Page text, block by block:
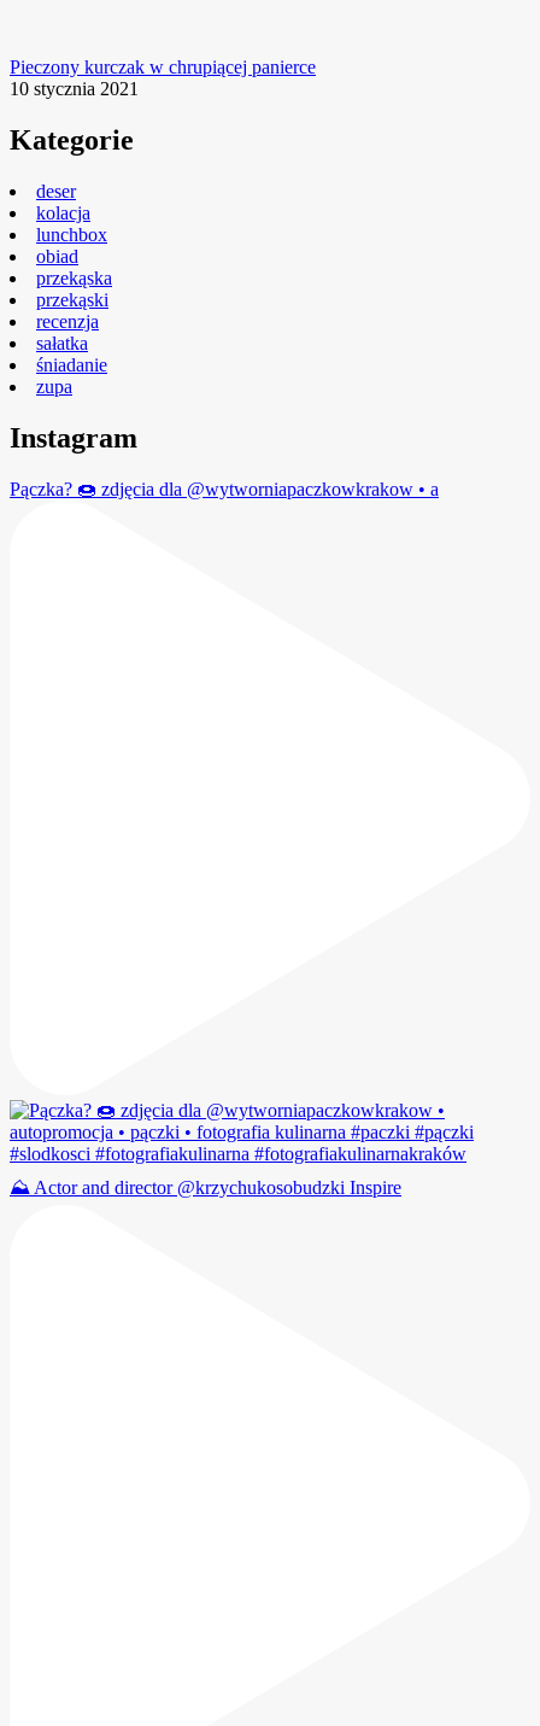
Pieczony kurczak w chrupiącej panierce
10 stycznia 2021
Kategorie
deser
kolacja
lunchbox
obiad
przekąska
przekąski
recenzja
sałatka
śniadanie
zupa
Instagram
Pączka? 🍩 zdjęcia dla @wytworniapaczkowkrakow • a
⛰️ Actor and director @krzychukosobudzki Inspire